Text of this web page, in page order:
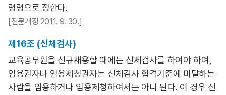
령령으로 정한다.
[전문개정 2011. 9. 30.]
제16조 (신체검사)
교육공무원을 신규채용할 때에는 신체검사를 하여야 하며,
임용권자나 임용제청권자는 신체검사 합격기준에 미달하는
사람을 임용하거나 임용제청하여서는 아니 된다. 이 경우 신